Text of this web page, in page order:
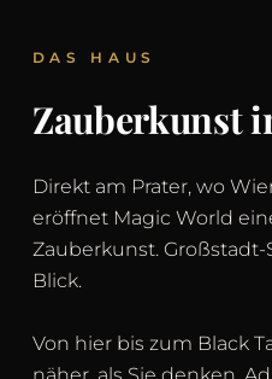
DAS HAUS
Zauberkunst
Direkt am Prater, wo
eröffnet Magic World
Zauberkunst.
Blick.
Von hier bis zum Black